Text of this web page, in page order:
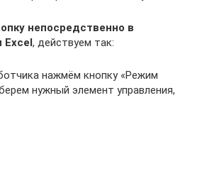
непосредственно в
, действуем так:
нажмём кнопку «Режим
нужный элемент управления,